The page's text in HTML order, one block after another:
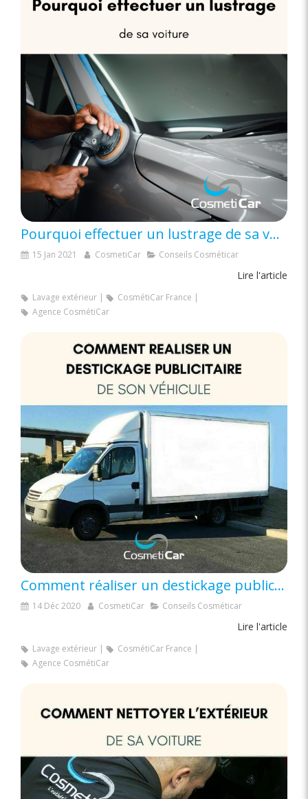
Pourquoi effectuer un lustrage de sa voiture ?
15 Jan 2021 CosmetiCar Conseils Cosméticar
Lire l'article
Lavage extérieur
CosmétiCar France
Agence CosmétiCar
Comment réaliser un destickage publicitaire de son véhicule ?
14 Déc 2020 CosmetiCar Conseils Cosméticar
Lire l'article
Lavage extérieur
CosmétiCar France
Agence CosmétiCar